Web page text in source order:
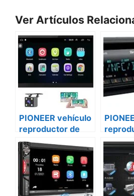
Ver Artículos
PIONEER vehículo
reproductor de
DVD avh-z5250bt
Citroën
DVD
Ford
custom